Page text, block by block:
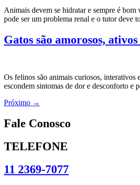
Animais devem se hidratar e sempre é
pode ser um problema renal e o tutor
Gatos são amorosos,
Os felinos são animais curiosos, interativos
escondem sintomas de dor e desconforto e
Próximo →
Fale Conosco
TELEFONE
11 2369-7077